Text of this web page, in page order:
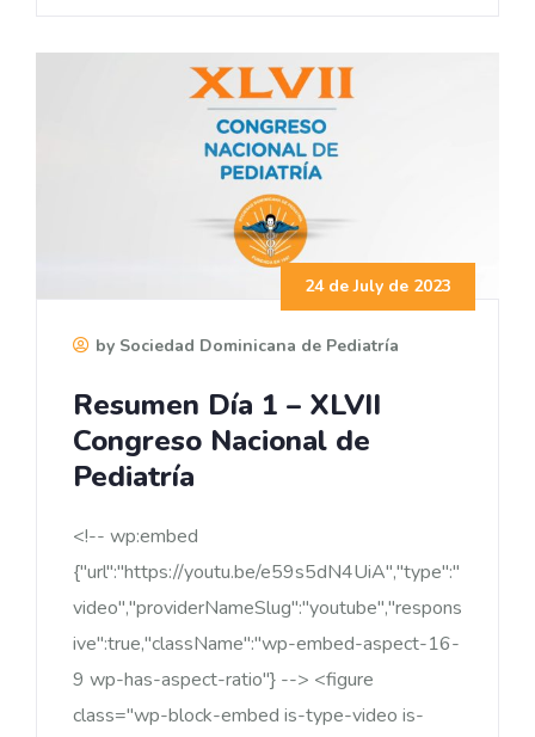
24 de July de 2023
by Sociedad Dominicana de Pediatría
Resumen Día 1 – XLVII
Congreso Nacional de
Pediatría
<!-- wp:embed
{"url":"https://youtu.be/e59s5dN4UiA","type":"
video","providerNameSlug":"youtube","respons
ive":true,"className":"wp-embed-aspect-16-
9 wp-has-aspect-ratio"} --> <figure
class="wp-block-embed is-type-video is-